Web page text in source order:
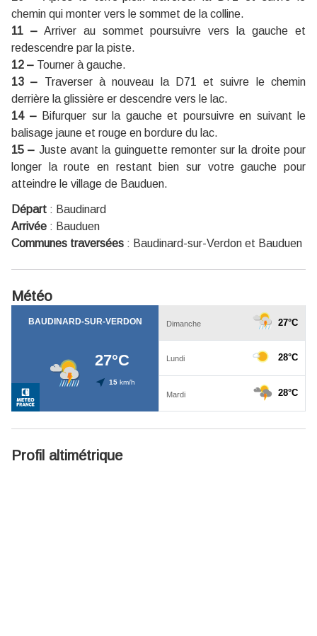
chemin qui monter vers le sommet de la colline.
11 –Arriver au sommet poursuivre vers la gauche et
redescendre par la piste.
12 – Tourner à gauche.
13 – Traverser à nouveau la D71 et suivre le chemin
derrière la glissière er descendre vers le lac.
14 –Bifurquer sur la gauche et poursuivre en suivant le
balisage jaune et rouge en bordure du lac.
15 – Juste avant la guinguette remonter sur la droite pour
longer la route en restant bien sur votre gauche pour
atteindre le village de Bauduen.
Départ : Baudinard
Arrivée : Bauduen
Communes traversées : Baudinard-sur-Verdon et Bauduen
Météo
Profil altimétrique